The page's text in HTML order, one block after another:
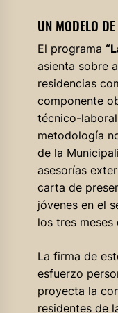
UN MODELO
El programa
asienta sobre
residencias
componente
técnico-
metodología
de la
asesorías
carta de
jóvenes en el
los tres meses
La firma de
esfuerzo
proyecta la
residentes de